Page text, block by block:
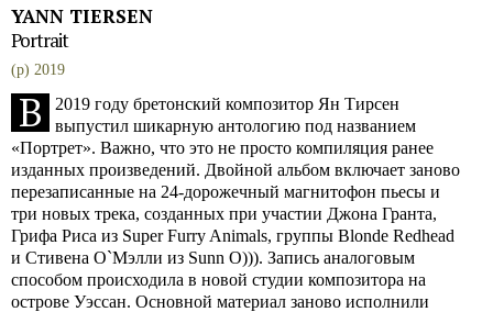
YANN TIERSEN
Portrait
(p) 2019
В
2019 году бретонский композитор Ян Тирсен
выпустил шикарную антологию под названием
«Портрет». Важно, что это не просто компиляция ранее
изданных произведений. Двойной альбом включает заново
перезаписанные на 24-дорожечный магнитофон пьесы и
три новых трека, созданных при участии Джона Гранта,
Грифа Риса из Super Furry Animals, группы Blonde Redhead
и Стивена О`Мэлли из Sunn O))). Запись аналоговым
способом происходила в новой студии композитора на
острове Уэссан. Основной материал заново исполнили